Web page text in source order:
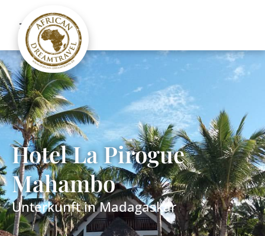
Hotel La Pirogue
Mahambo
Unterkunft inMadagaskar